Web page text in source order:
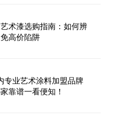
术漆选购指南：如何辨
高价陷阱
专业艺术涂料加盟品牌
靠谱一看便知！